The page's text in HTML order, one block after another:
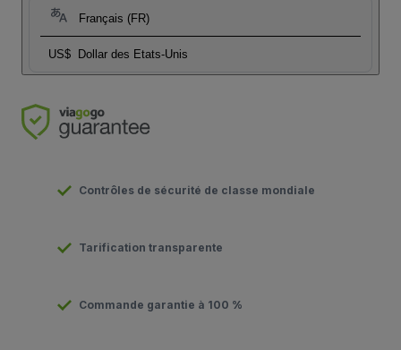
Français (FR)
US$ Dollar des Etats-Unis
Contrôles de sécurité de classe mondiale
Tarification transparente
Commande garantie à 100 %